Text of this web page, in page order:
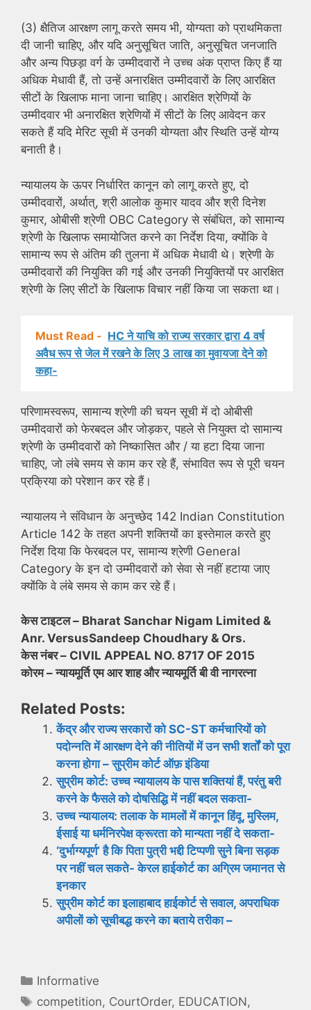
(3) क्षैतिज आरक्षण लागू करते समय भी, योग्यता को प्राथमिकता
दी जानी चाहिए, और यदि अनुसूचित जाति, अनुसूचित जनजाति
और अन्य पिछड़ा वर्ग के उम्मीदवारों ने उच्च अंक प्राप्त किए हैं या
अधिक मेधावी हैं, तो उन्हें अनारक्षित उम्मीदवारों के लिए आरक्षित
सीटों के खिलाफ माना जाना चाहिए। आरक्षित श्रेणियों के
उम्मीदवार भी अनारक्षित श्रेणियों में सीटों के लिए आवेदन कर
सकते हैं यदि मेरिट सूची में उनकी योग्यता और स्थिति उन्हें योग्य
बनाती है।
न्यायालय के ऊपर निर्धारित कानून को लागू करते हुए, दो
उम्मीदवारों, अर्थात्, श्री आलोक कुमार यादव और श्री दिनेश
कुमार, ओबीसी श्रेणी OBC Category से संबंधित, को सामान्य
श्रेणी के खिलाफ समायोजित करने का निर्देश दिया, क्योंकि वे
सामान्य रूप से अंतिम की तुलना में अधिक मेधावी थे। श्रेणी के
उम्मीदवारों की नियुक्ति की गई और उनकी नियुक्तियों पर आरक्षित
श्रेणी के लिए सीटों के खिलाफ विचार नहीं किया जा सकता था।
Must Read - HC ने याचि को राज्य सरकार द्वारा 4 वर्ष
अवैध रूप से जेल में रखने के लिए 3 लाख का मुवायजा देने को
कहा-
परिणामस्वरूप, सामान्य श्रेणी की चयन सूची में दो ओबीसी
उम्मीदवारों को फेरबदल और जोड़कर, पहले से नियुक्त दो सामान्य
श्रेणी के उम्मीदवारों को निष्कासित और / या हटा दिया जाना
चाहिए, जो लंबे समय से काम कर रहे हैं, संभावित रूप से पूरी चयन
प्रक्रिया को परेशान कर रहे हैं।
न्यायालय ने संविधान के अनुच्छेद 142 Indian Constitution
Article 142 के तहत अपनी शक्तियों का इस्तेमाल करते हुए
निर्देश दिया कि फेरबदल पर, सामान्य श्रेणी General
Category के इन दो उम्मीदवारों को सेवा से नहीं हटाया जाए
क्योंकि वे लंबे समय से काम कर रहे हैं।
केस टाइटल – Bharat Sanchar Nigam Limited &
Anr. VersusSandeep Choudhary & Ors.
केस नंबर – CIVIL APPEAL NO. 8717 OF 2015
कोरम – न्यायमूर्ति एम आर शाह और न्यायमूर्ति बी वी नागरत्ना
Related Posts:
केंद्र और राज्य सरकारों को SC-ST कर्मचारियों को
पदोन्नति में आरक्षण देने की नीतियों में उन सभी शर्तों को पूरा
करना होगा – सुप्रीम कोर्ट ऑफ़ इंडिया
सुप्रीम कोर्ट: उच्च न्यायालय के पास शक्तियां हैं, परंतु बरी
करने के फैसले को दोषसिद्धि में नहीं बदल सकता-
उच्च न्यायालय: तलाक के मामलों में कानून हिंदू, मुस्लिम,
ईसाई या धर्मनिरपेक्ष क्रूरता को मान्यता नहीं दे सकता-
‘दुर्भाग्यपूर्ण’ है कि पिता पुत्री भद्दी टिप्पणी सुने बिना सड़क
पर नहीं चल सकते- केरल हाईकोर्ट का अग्रिम जमानत से
इनकार
सुप्रीम कोर्ट का इलाहाबाद हाईकोर्ट से सवाल, अपराधिक
अपीलों को सूचीबद्ध करने का बताये तरीका –
Categories
Informative
Tags
competition, CourtOrder, EDUCATION,